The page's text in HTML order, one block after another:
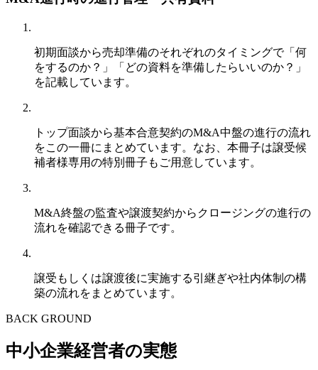
初期面談から売却準備のそれぞれのタイミングで「何
をするのか？」「どの資料を準備したらいいのか？」
を記載しています。
トップ面談から基本合意契約のM&A中盤の進行の流れ
をこの一冊にまとめています。なお、本冊子は譲受候
補者様専用の特別冊子もご用意しています。
M&A終盤の監査や譲渡契約からクロージングの進行の
流れを確認できる冊子です。
譲受もしくは譲渡後に実施する引継ぎや社内体制の構
築の流れをまとめています。
BACK GROUND
中小企業経営者の実態